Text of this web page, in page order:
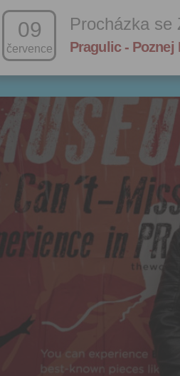
09
července
Procházka se
Pragulic - Poznej